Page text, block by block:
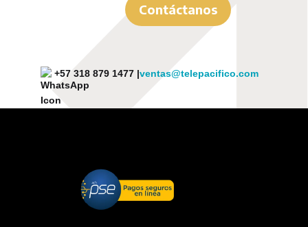
Contáctanos
+57 318 879 1477 |ventas@telepacifico.com